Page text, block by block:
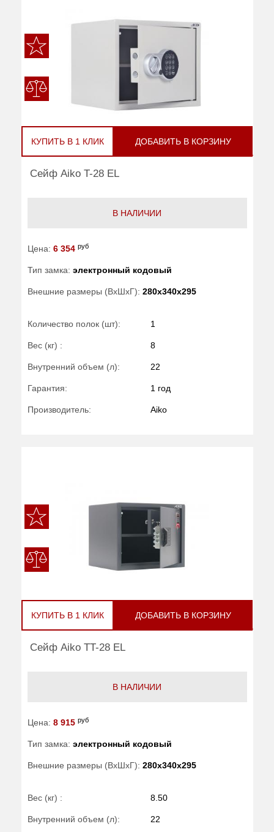
КУПИТЬ В 1 КЛИК ДОБАВИТЬ В КОРЗИНУ
Сейф Aiko T-28 EL
В НАЛИЧИИ
Цена: 6 354 руб
Тип замка: электронный кодовый
Внешние размеры (ВхШхГ): 280x340x295
Количество полок (шт): 1
Вес (кг) : 8
Внутренний объем (л): 22
Гарантия: 1 год
Производитель: Aiko
КУПИТЬ В 1 КЛИК ДОБАВИТЬ В КОРЗИНУ
Сейф Aiko TT-28 EL
В НАЛИЧИИ
Цена: 8 915 руб
Тип замка: электронный кодовый
Внешние размеры (ВхШхГ): 280x340x295
Вес (кг) : 8.50
Внутренний объем (л): 22